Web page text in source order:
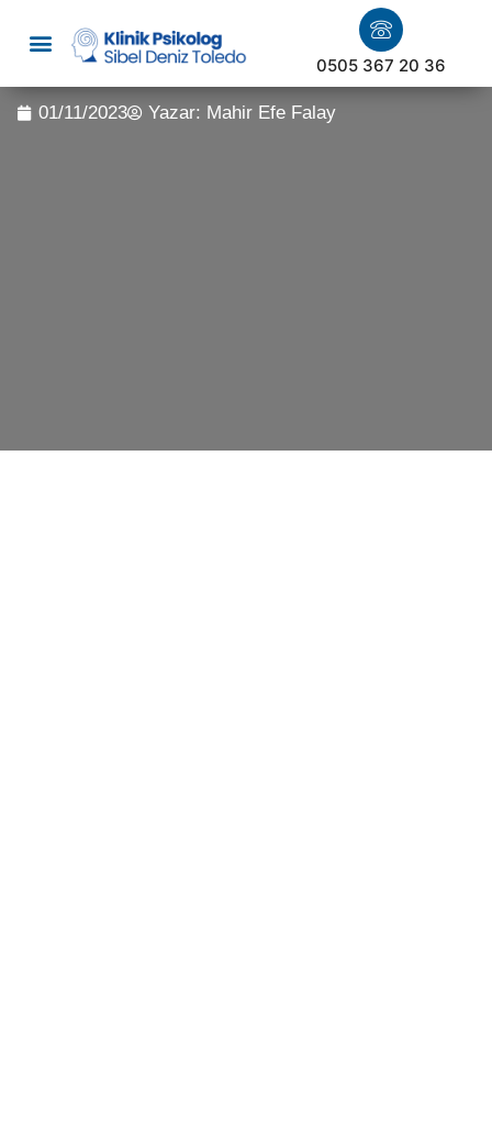
0505 367 20 36
01/11/2023 Yazar: Mahir Efe Falay